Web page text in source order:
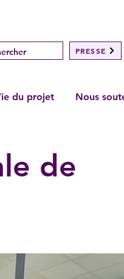
du projet Nous
PRESSE
de